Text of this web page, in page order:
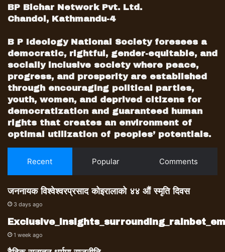
BP Bichar Network Pvt. Ltd.
Chandol, Kathmandu-4
B P Ideology National Society foresees a
democratic, rightful, gender-equitable, and
socially inclusive society where peace,
progress, and prosperity are established
through encouraging political parties,
youth, women, and deprived citizens for
democratization and guaranteed human
rights that creates an environment of
optimal utilization of peoples’ potentials.
Recent Popular Comments
जननायक विश्वेश्वरप्रसाद कोइरालाको ४४ औं स्मृति दिवस
3 days ago
1 week ago